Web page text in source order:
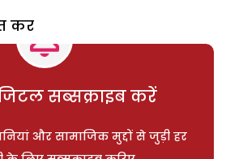
कर
सब्सक्राइब करें
और सामाजिक मुद्दों से जुड़ी हर